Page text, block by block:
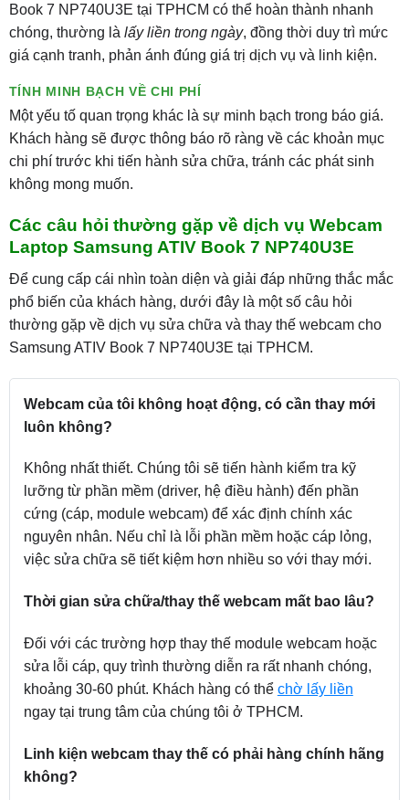
Book 7 NP740U3E tại TPHCM có thể hoàn thành nhanh
chóng, thường là lấy liền trong ngày, đồng thời duy trì mức
giá cạnh tranh, phản ánh đúng giá trị dịch vụ và linh kiện.
TÍNH MINH BẠCH VỀ CHI PHÍ
Một yếu tố quan trọng khác là sự minh bạch trong báo giá.
Khách hàng sẽ được thông báo rõ ràng về các khoản mục
chi phí trước khi tiến hành sửa chữa, tránh các phát sinh
không mong muốn.
Các câu hỏi thường gặp về dịch vụ Webcam
Laptop Samsung ATIV Book 7 NP740U3E
Để cung cấp cái nhìn toàn diện và giải đáp những thắc mắc
phổ biến của khách hàng, dưới đây là một số câu hỏi
thường gặp về dịch vụ sửa chữa và thay thế webcam cho
Samsung ATIV Book 7 NP740U3E tại TPHCM.
Webcam của tôi không hoạt động, có cần thay mới
luôn không?
Không nhất thiết. Chúng tôi sẽ tiến hành kiểm tra kỹ
lưỡng từ phần mềm (driver, hệ điều hành) đến phần
cứng (cáp, module webcam) để xác định chính xác
nguyên nhân. Nếu chỉ là lỗi phần mềm hoặc cáp lỏng,
việc sửa chữa sẽ tiết kiệm hơn nhiều so với thay mới.
Thời gian sửa chữa/thay thế webcam mất bao lâu?
Đối với các trường hợp thay thế module webcam hoặc
sửa lỗi cáp, quy trình thường diễn ra rất nhanh chóng,
khoảng 30-60 phút. Khách hàng có thể chờ lấy liền
ngay tại trung tâm của chúng tôi ở TPHCM.
Linh kiện webcam thay thế có phải hàng chính hãng
không?